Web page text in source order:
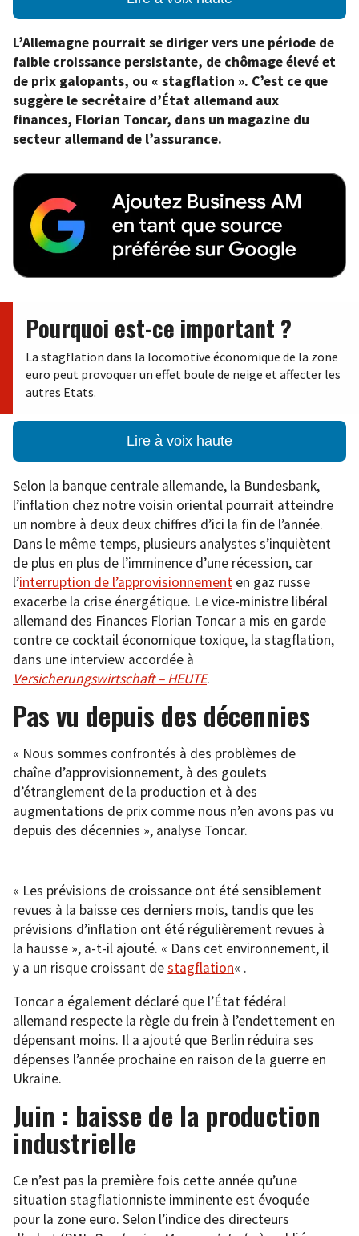
L’Allemagne pourrait se diriger vers une période de
faible croissance persistante, de chômage élevé et
de prix galopants, ou « stagflation ». C’est ce que
suggère le secrétaire d’État allemand aux
finances, Florian Toncar, dans un magazine du
secteur allemand de l’assurance.
Pourquoi est-ce important ?
La stagflation dans la locomotive économique de la zone
euro peut provoquer un effet boule de neige et affecter les
autres Etats.
Lire à voix haute
Selon la banque centrale allemande, la Bundesbank,
l’inflation chez notre voisin oriental pourrait atteindre
un nombre à deux deux chiffres d’ici la fin de l’année.
Dans le même temps, plusieurs analystes s’inquiètent
de plus en plus de l’imminence d’une récession, car
l’interruption de l’approvisionnement en gaz russe
exacerbe la crise énergétique. Le vice-ministre libéral
allemand des Finances Florian Toncar a mis en garde
contre ce cocktail économique toxique, la stagflation,
dans une interview accordée à
Versicherungswirtschaft – HEUTE.
Pas vu depuis des décennies
« Nous sommes confrontés à des problèmes de
chaîne d’approvisionnement, à des goulets
d’étranglement de la production et à des
augmentations de prix comme nous n’en avons pas vu
depuis des décennies », analyse Toncar.
« Les prévisions de croissance ont été sensiblement
revues à la baisse ces derniers mois, tandis que les
prévisions d’inflation ont été régulièrement revues à
la hausse », a-t-il ajouté. « Dans cet environnement, il
y a un risque croissant destagflation« .
Toncar a également déclaré que l’État fédéral
allemand respecte la règle du frein à l’endettement en
dépensant moins. Il a ajouté que Berlin réduira ses
dépenses l’année prochaine en raison de la guerre en
Ukraine.
Juin : baisse de la production
industrielle
Ce n’est pas la première fois cette année qu’une
situation stagflationniste imminente est évoquée
pour la zone euro. Selon l’indice des directeurs